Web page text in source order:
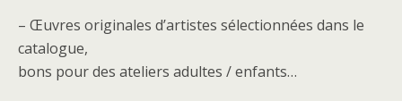
– Œuvres originales d’artistes sélectionnées dans le
catalogue,
bons pour des ateliers adultes / enfants…